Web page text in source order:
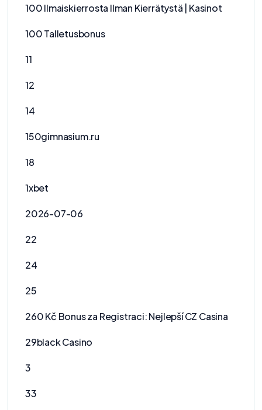
100 Ilmaiskierrosta Ilman Kierrätystä | Kasinot
100 Talletusbonus
11
12
14
150gimnasium.ru
18
1xbet
2026-07-06
22
24
25
260 Kč Bonus za Registraci: Nejlepší CZ Casina
29black Casino
3
33